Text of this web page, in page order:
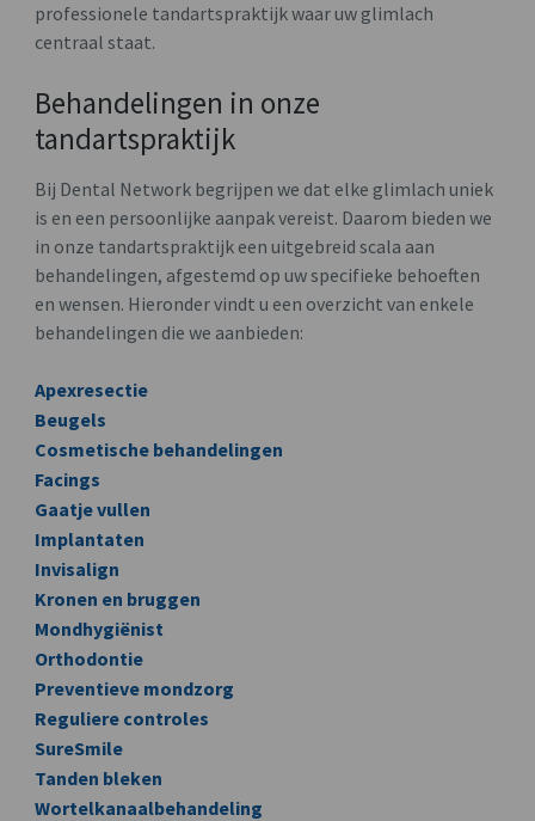
professionele tandartspraktijk waar uw glimlach
centraal staat.
Behandelingen in onze
tandartspraktijk
Bij Dental Network begrijpen we dat elke glimlach uniek
is en een persoonlijke aanpak vereist. Daarom bieden we
in onze tandartspraktijk een uitgebreid scala aan
behandelingen, afgestemd op uw specifieke behoeften
en wensen. Hieronder vindt u een overzicht van enkele
behandelingen die we aanbieden:
Apexresectie
Beugels
Cosmetische behandelingen
Facings
Gaatje vullen
Implantaten
Invisalign
Kronen en bruggen
Mondhygiënist
Orthodontie
Preventieve mondzorg
Reguliere controles
SureSmile
Tanden bleken
Wortelkanaalbehandeling